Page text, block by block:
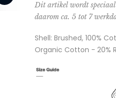
Dit artikel wordt speciaal
daarom ca. 5 tot 7
Shell: Brushed, 100%
Organic Cotton - 20%